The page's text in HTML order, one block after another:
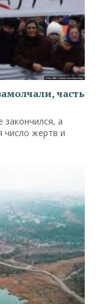
часть
закончился, а
жертв и